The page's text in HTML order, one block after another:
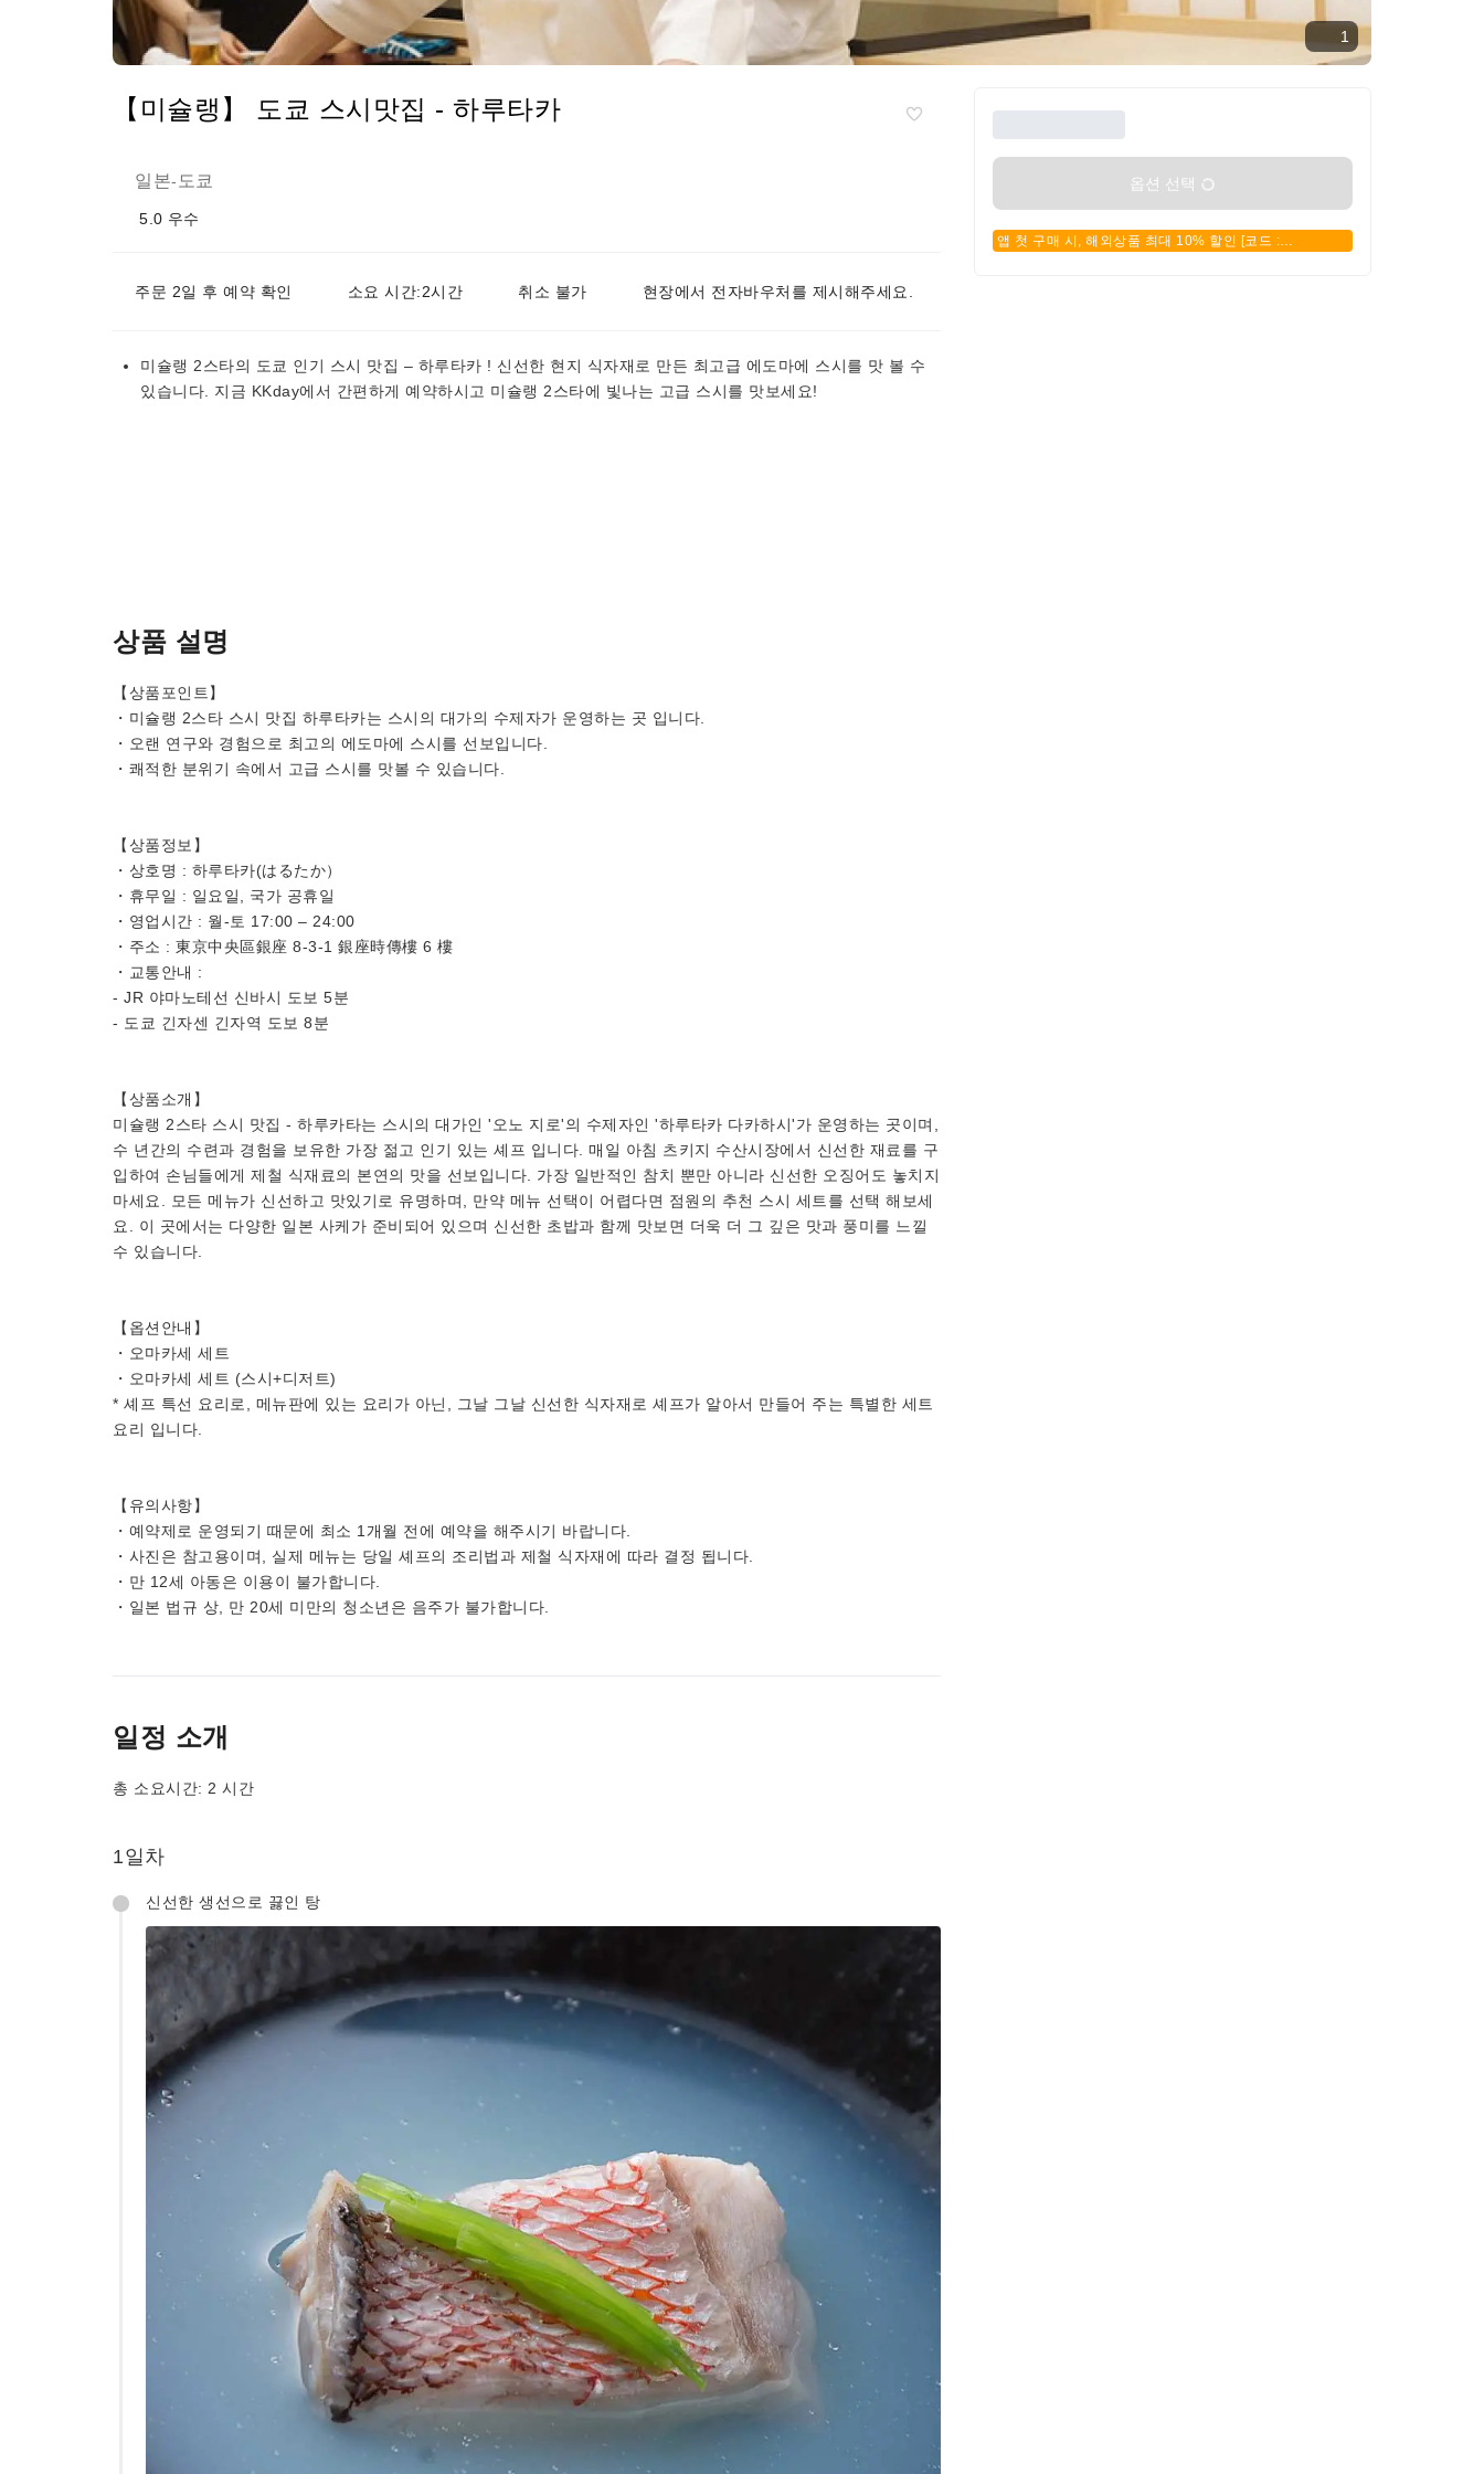
1
【미슐랭】 도쿄 스시맛집 - 하루타카
일본- 도쿄
5.0 우수
주문 2일 후 예약 확인 소요 시간:2시간 취소 불가 현장에서 전자바우처를 제시해주세요.
미슐랭 2스타의 도쿄 인기 스시 맛집 – 하루타카 ! 신선한 현지 식자재로 만든 최고급 에도마에 스시를 맛 볼 수
있습니다. 지금 KKday에서 간편하게 예약하시고 미슐랭 2스타에 빛나는 고급 스시를 맛보세요!
옵션 선택
앱 첫 구매 시, 해외상품 최대 10% 할인 [코드 :
상품 설명
【상품포인트】
・미슐랭 2스타 스시 맛집 하루타카는 스시의 대가의 수제자가 운영하는 곳 입니다.
・오랜 연구와 경험으로 최고의 에도마에 스시를 선보입니다.
・쾌적한 분위기 속에서 고급 스시를 맛볼 수 있습니다.
【상품정보】
・상호명 : 하루타카(はるたか）
・휴무일 : 일요일, 국가 공휴일
・영업시간 : 월-토 17:00 – 24:00
・주소 : 東京中央區銀座 8-3-1 銀座時傳樓 6 樓
・교통안내 :
- JR 야마노테선 신바시 도보 5분
- 도쿄 긴자센 긴자역 도보 8분
【상품소개】
미슐랭 2스타 스시 맛집 - 하루카타는 스시의 대가인 '오노 지로'의 수제자인 '하루타카 다카하시'가 운영하는 곳이며,
수 년간의 수련과 경험을 보유한 가장 젊고 인기 있는 셰프 입니다. 매일 아침 츠키지 수산시장에서 신선한 재료를 구
입하여 손님들에게 제철 식재료의 본연의 맛을 선보입니다. 가장 일반적인 참치 뿐만 아니라 신선한 오징어도 놓치지
마세요. 모든 메뉴가 신선하고 맛있기로 유명하며, 만약 메뉴 선택이 어렵다면 점원의 추천 스시 세트를 선택 해보세
요. 이 곳에서는 다양한 일본 사케가 준비되어 있으며 신선한 초밥과 함께 맛보면 더욱 더 그 깊은 맛과 풍미를 느낄
수 있습니다.
【옵션안내】
・오마카세 세트
・오마카세 세트 (스시+디저트)
* 셰프 특선 요리로, 메뉴판에 있는 요리가 아닌, 그날 그날 신선한 식자재로 셰프가 알아서 만들어 주는 특별한 세트
요리 입니다.
【유의사항】
・예약제로 운영되기 때문에 최소 1개월 전에 예약을 해주시기 바랍니다.
・사진은 참고용이며, 실제 메뉴는 당일 셰프의 조리법과 제철 식자재에 따라 결정 됩니다.
・만 12세 아동은 이용이 불가합니다.
・일본 법규 상, 만 20세 미만의 청소년은 음주가 불가합니다.
일정 소개
총 소요시간: 2 시간
1일차
신선한 생선으로 끓인 탕